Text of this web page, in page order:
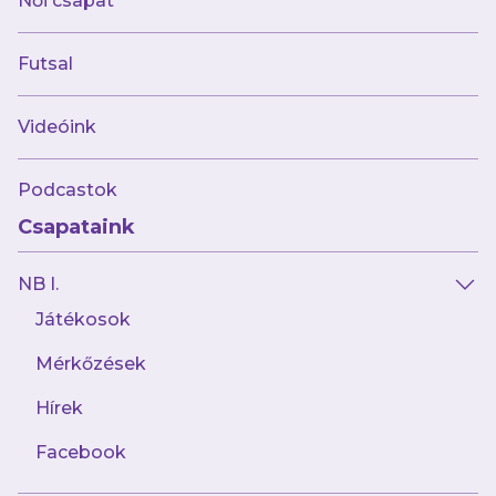
Futsal
Videóink
Podcastok
Csapataink
NB I.
Játékosok
Mérkőzések
Hírek
Facebook
kiírást összesen 37 góllal zárta, ezzel a
döntött, hogy két bajnoki ezüstérem után
magát.
Újpesttől tizenöt percre, ott kezdtem el a
együtt dolgozni és úgy gondoltam, hogy eljött
az idő erre és élni akartam ezzel a
szeretnék a részese lenni. Szeretnék minél